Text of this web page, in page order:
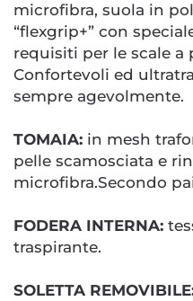
microfibra, suola in
“flexgrip+” con
requisiti per le scale a
Confortevoli ed
sempre agevolmente.
TOMAIA: in mesh
pelle scamosciata e
microfibra.Secondo
FODERA INTERNA:
traspirante.
SOLETTA